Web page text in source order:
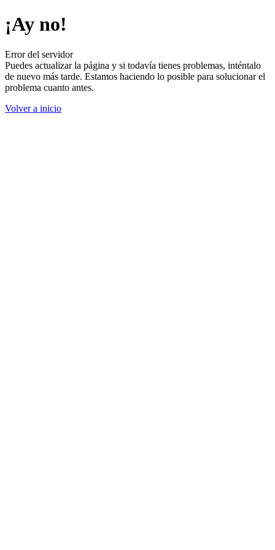
¡Ay no!
Error del servidor
Puedes actualizar la página y si todavía tienes problemas, inténtalo
de nuevo más tarde. Estamos haciendo lo posible para solucionar el
problema cuanto antes.
Volver a inicio